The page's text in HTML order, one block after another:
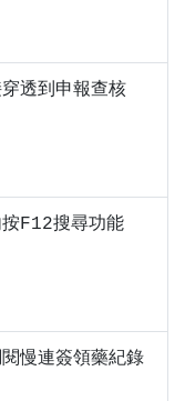
透到申報查核
F12搜尋功能
慢連簽領藥紀錄